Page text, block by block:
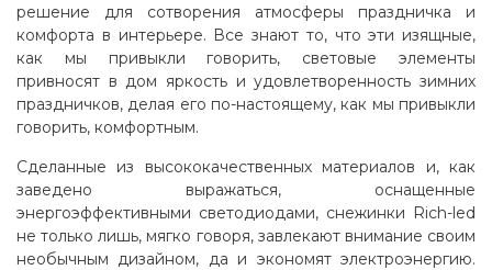
решение для сотворения атмосферы праздничка и
комфорта в интерьере. Все знают то, что эти изящные,
как мы привыкли говорить, световые элементы
привносят в дом яркость и удовлетворенность зимних
праздничков, делая его по-настоящему, как мы привыкли
говорить, комфортным.
Сделанные из высококачественных материалов и, как
заведено выражаться, оснащенные
энергоэффективными светодиодами, снежинки Rich-led
не только лишь, мягко говоря, завлекают внимание своим
необычным дизайном, да и экономят электроэнергию.